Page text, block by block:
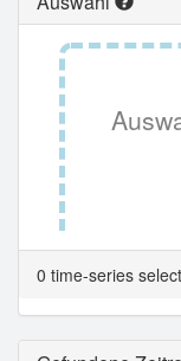
0 time-series